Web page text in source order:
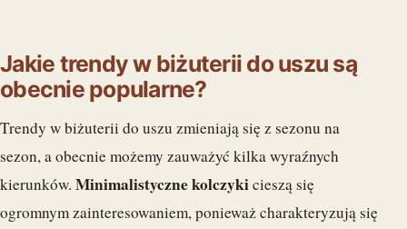
Jakie trendy w biżuterii do uszu są
obecnie popularne?
Trendy w biżuterii do uszu zmieniają się z sezonu na
sezon, a obecnie możemy zauważyć kilka wyraźnych
kierunków. Minimalistyczne kolczykicieszą się
ogromnym zainteresowaniem, ponieważ charakteryzują się